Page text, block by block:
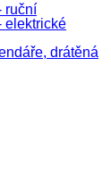
ruční
elektrické
drátěná